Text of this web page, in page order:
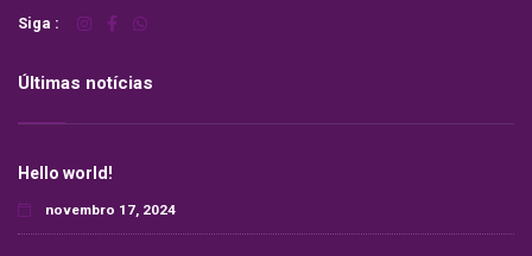
Siga :
Últimas notícias
Hello world!
novembro 17, 2024